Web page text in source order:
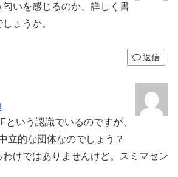
匂いを感じるのか、詳しく書
ょうか。
返信
という認識でいるのですが、
立的な団体なのでしょう？
けではありませんけど。スミマセン